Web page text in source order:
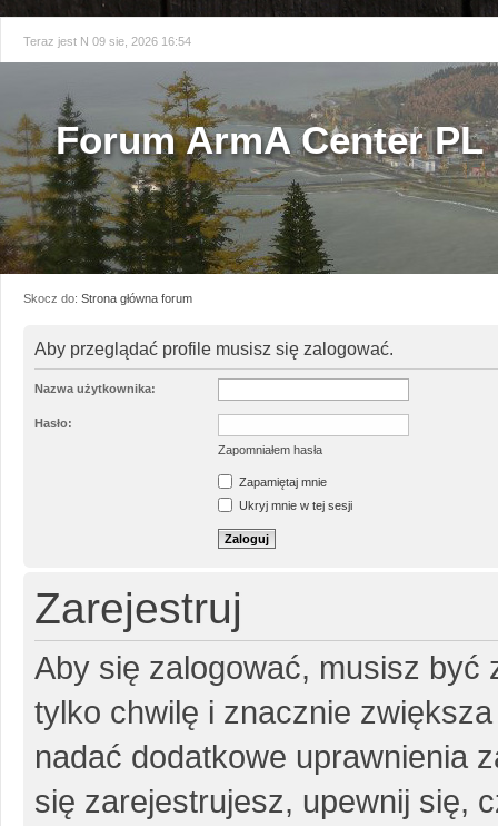
Teraz jest N 09 sie, 2026 16:54
Forum ArmA Center PL
Skocz do: Strona główna forum
Aby przeglądać profile musisz się zalogować.
Nazwa użytkownika:
Hasło:
Zapomniałem hasła
Zapamiętaj mnie
Ukryj mnie w tej sesji
Zarejestruj
Aby się zalogować, musisz być
tylko chwilę i znacznie
nadać dodatkowe uprawnienia
się zarejestrujesz, upewnij się,